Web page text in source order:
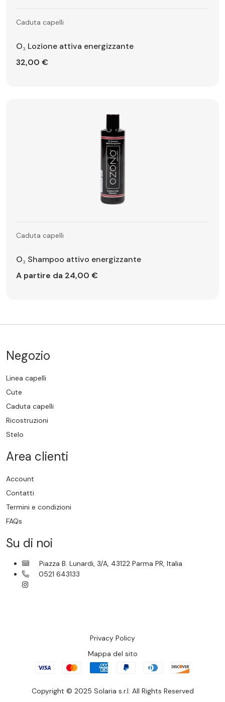
Caduta capelli
O₃ Lozione attiva energizzante
32,00 €
Caduta capelli
O₃ Shampoo attivo energizzante
A partire da 24,00 €
Negozio
Linea capelli
Cute
Caduta capelli
Ricostruzioni
Stelo
Area clienti
Account
Contatti
Termini e condizioni
FAQs
Su di noi
Piazza B. Lunardi, 3/A, 43122 Parma PR, Italia
0521 643133
Copyright © 2025 Solaria s.r.l. All Rights Reserved
Privacy Policy
Mappa del sito